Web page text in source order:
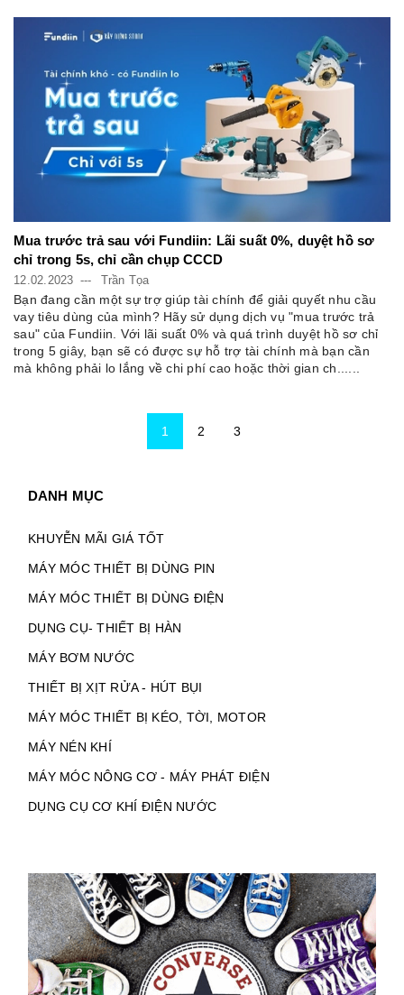
Mua trước trả sau với Fundiin: Lãi suất 0%, duyệt hồ sơ
chỉ trong 5s, chỉ cần chụp CCCD
12.02.2023 Trần Tọa
Bạn đang cần một sự trợ giúp tài chính để giải quyết nhu cầu
vay tiêu dùng của mình? Hãy sử dụng dịch vụ "mua trước trả
sau" của Fundiin. Với lãi suất 0% và quá trình duyệt hồ sơ chỉ
trong 5 giây, bạn sẽ có được sự hỗ trợ tài chính mà bạn cần
mà không phải lo lắng về chi phí cao hoặc thời gian ch......
1 2 3
DANH MỤC
KHUYỄN MÃI GIÁ TỐT
MÁY MÓC THIẾT BỊ DÙNG PIN
MÁY MÓC THIẾT BỊ DÙNG ĐIỆN
DỤNG CỤ- THIẾT BỊ HÀN
MÁY BƠM NƯỚC
THIẾT BỊ XỊT RỬA - HÚT BỤI
MÁY MÓC THIẾT BỊ KÉO, TỜI, MOTOR
MÁY NÉN KHÍ
MÁY MÓC NÔNG CƠ - MÁY PHÁT ĐIỆN
DỤNG CỤ CƠ KHÍ ĐIỆN NƯỚC